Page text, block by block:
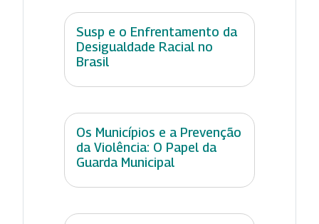
Susp e o Enfrentamento da
Desigualdade Racial no
Brasil
Os Municípios e a Prevenção
da Violência: O Papel da
Guarda Municipal